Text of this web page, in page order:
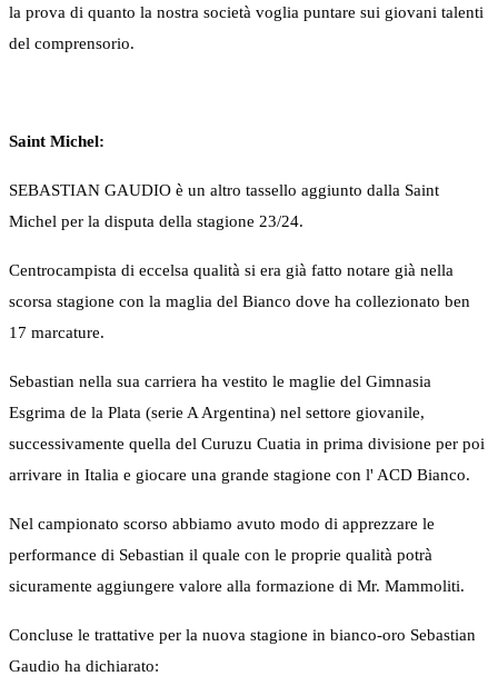
la prova di quanto la nostra società voglia puntare sui giovani talenti
del comprensorio.
Saint Michel:
SEBASTIAN GAUDIO è un altro tassello aggiunto dalla Saint
Michel per la disputa della stagione 23/24.
Centrocampista di eccelsa qualità si era già fatto notare già nella
scorsa stagione con la maglia del Bianco dove ha collezionato ben
17 marcature.
Sebastian nella sua carriera ha vestito le maglie del Gimnasia
Esgrima de la Plata (serie A Argentina) nel settore giovanile,
successivamente quella del Curuzu Cuatia in prima divisione per poi
arrivare in Italia e giocare una grande stagione con l' ACD Bianco.
Nel campionato scorso abbiamo avuto modo di apprezzare le
performance di Sebastian il quale con le proprie qualità potrà
sicuramente aggiungere valore alla formazione di Mr. Mammoliti.
Concluse le trattative per la nuova stagione in bianco-oro Sebastian
Gaudio ha dichiarato: